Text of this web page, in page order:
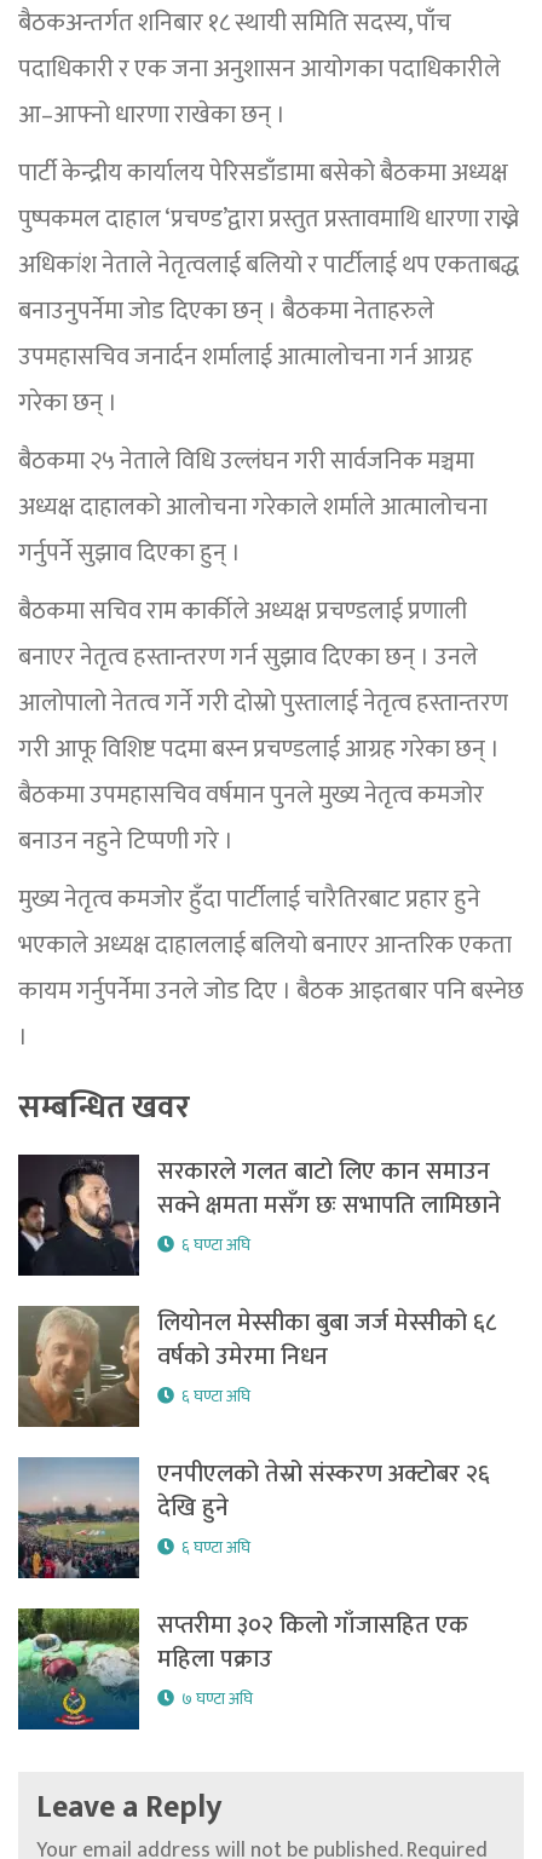
बैठकअन्तर्गत शनिबार १८ स्थायी समिति सदस्य, पाँच
पदाधिकारी र एक जना अनुशासन आयोगका पदाधिकारीले
आ–आफ्नो धारणा राखेका छन् ।
पार्टी केन्द्रीय कार्यालय पेरिसडाँडामा बसेको बैठकमा अध्यक्ष
पुष्पकमल दाहाल ‘प्रचण्ड’द्वारा प्रस्तुत प्रस्तावमाथि धारणा राख्ने
अधिकांश नेताले नेतृत्वलाई बलियो र पार्टीलाई थप एकताबद्ध
बनाउनुपर्नेमा जोड दिएका छन् । बैठकमा नेताहरुले
उपमहासचिव जनार्दन शर्मालाई आत्मालोचना गर्न आग्रह
गरेका छन् ।
बैठकमा २५ नेताले विधि उल्लंघन गरी सार्वजनिक मञ्चमा
अध्यक्ष दाहालको आलोचना गरेकाले शर्माले आत्मालोचना
गर्नुपर्ने सुझाव दिएका हुन् ।
बैठकमा सचिव राम कार्कीले अध्यक्ष प्रचण्डलाई प्रणाली
बनाएर नेतृत्व हस्तान्तरण गर्न सुझाव दिएका छन् । उनले
आलोपालो नेतत्व गर्ने गरी दोस्रो पुस्तालाई नेतृत्व हस्तान्तरण
गरी आफू विशिष्ट पदमा बस्न प्रचण्डलाई आग्रह गरेका छन् ।
बैठकमा उपमहासचिव वर्षमान पुनले मुख्य नेतृत्व कमजोर
बनाउन नहुने टिप्पणी गरे ।
मुख्य नेतृत्व कमजोर हुँदा पार्टीलाई चारैतिरबाट प्रहार हुने
भएकाले अध्यक्ष दाहाललाई बलियो बनाएर आन्तरिक एकता
कायम गर्नुपर्नेमा उनले जोड दिए । बैठक आइतबार पनि बस्नेछ
।
सम्बन्धित खवर
सरकारले गलत बाटो लिए कान समाउन
सक्ने क्षमता मसँग छः सभापति लामिछाने
६ घण्टा अघि
लियोनल मेस्सीका बुबा जर्ज मेस्सीको ६८
वर्षको उमेरमा निधन
६ घण्टा अघि
एनपीएलको तेस्रो संस्करण अक्टोबर २६
देखि हुने
६ घण्टा अघि
सप्तरीमा ३०२ किलो गाँजासहित एक
महिला पक्राउ
७ घण्टा अघि
Leave a Reply
Your email address will not be published.Required